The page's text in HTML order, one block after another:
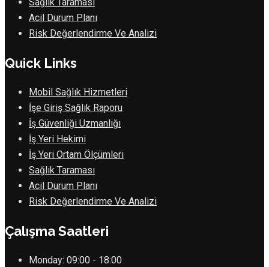
Sağlık Taraması
Acil Durum Planı
Risk Değerlendirme Ve Analizi
Quick Links
Mobil Sağlık Hizmetleri
İşe Giriş Sağlık Raporu
İş Güvenliği Uzmanlığı
İş Yeri Hekimi
İş Yeri Ortam Ölçümleri
Sağlık Taraması
Acil Durum Planı
Risk Değerlendirme Ve Analizi
Çalışma Saatleri
Monday: 09:00 - 18:00